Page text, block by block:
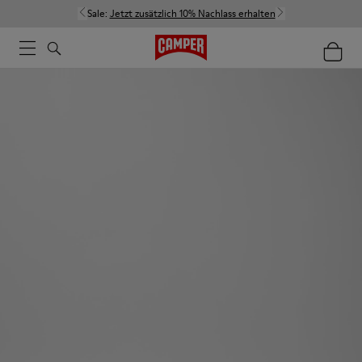
Sale: Jetzt zusätzlich 10% Nachlass erhalten